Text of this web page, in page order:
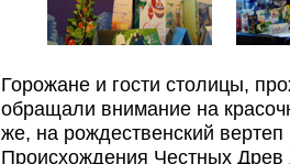
Горожане и гости столицы,
обращали внимание на
же, на рождественский
Происхождения Честных